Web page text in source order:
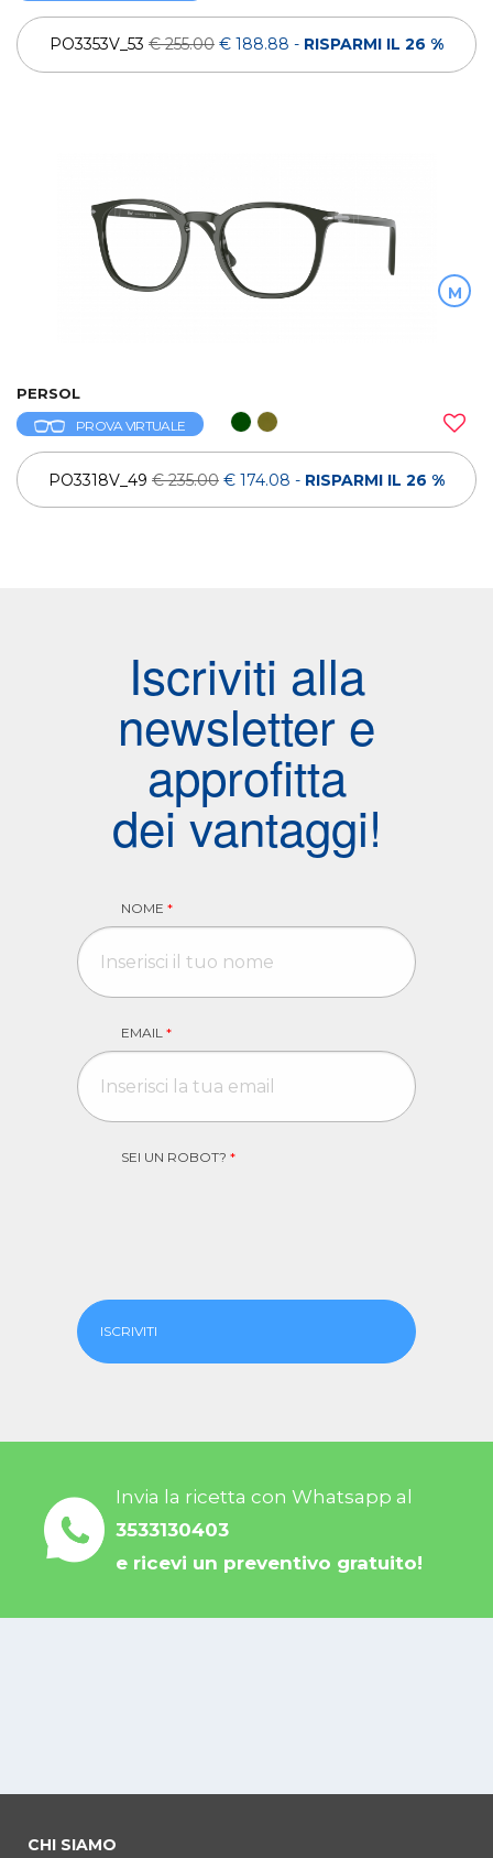
PO3353V_53 € 255.00 € 188.88 - RISPARMI IL 26 %
M
PERSOL
PROVA VIRTUALE
PO3318V_49 € 235.00 € 174.08 - RISPARMI IL 26 %
Iscriviti alla
newsletter e
approfitta
dei vantaggi!
NOME *
EMAIL *
SEI UN ROBOT? *
ISCRIVITI
Invia la ricetta con Whatsapp al
3533130403
e ricevi un preventivo gratuito!
CHI SIAMO